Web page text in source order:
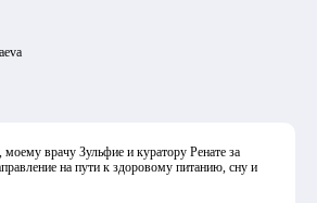
врачу Зульфие и куратору Ренате за
на пути к здоровому питанию, сну и